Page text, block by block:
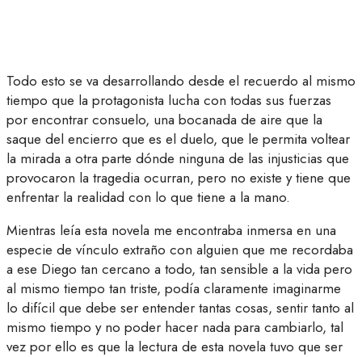
Todo esto se va desarrollando desde el recuerdo al mismo
tiempo que la protagonista lucha con todas sus fuerzas
por encontrar consuelo, una bocanada de aire que la
saque del encierro que es el duelo, que le permita voltear
la mirada a otra parte dónde ninguna de las injusticias que
provocaron la tragedia ocurran, pero no existe y tiene que
enfrentar la realidad con lo que tiene a la mano.
Mientras leía esta novela me encontraba inmersa en una
especie de vínculo extraño con alguien que me recordaba
a ese Diego tan cercano a todo, tan sensible a la vida pero
al mismo tiempo tan triste, podía claramente imaginarme
lo difícil que debe ser entender tantas cosas, sentir tanto al
mismo tiempo y no poder hacer nada para cambiarlo, tal
vez por ello es que la lectura de esta novela tuvo que ser